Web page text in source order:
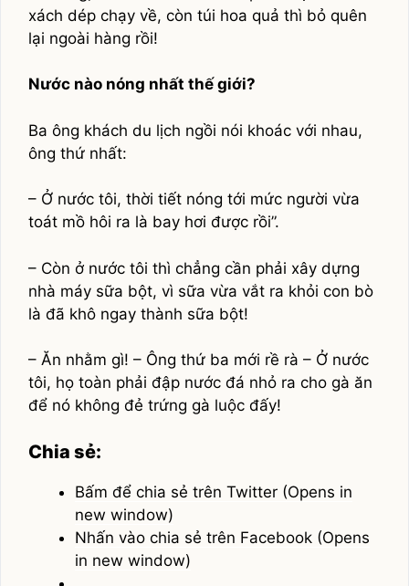
xách dép chạy về, còn túi hoa quả thì bỏ quên
lại ngoài hàng rồi!
Nước nào nóng nhất thế giới?
Ba ông khách du lịch ngồi nói khoác với nhau,
ông thứ nhất:
– Ở nước tôi, thời tiết nóng tới mức người vừa
toát mồ hôi ra là bay hơi được rồi”.
– Còn ở nước tôi thì chẳng cần phải xây dựng
nhà máy sữa bột, vì sữa vừa vắt ra khỏi con bò
là đã khô ngay thành sữa bột!
– Ăn nhằm gì! – Ông thứ ba mới rề rà – Ở nước
tôi, họ toàn phải đập nước đá nhỏ ra cho gà ăn
để nó không đẻ trứng gà luộc đấy!
Chia sẻ:
Bấm để chia sẻ trên Twitter (Opens in
new window)
Nhấn vào chia sẻ trên Facebook (Opens
in new window)